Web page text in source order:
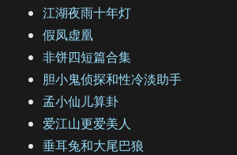
江湖夜雨十年灯
假凤虚凰
非饼四短篇合集
胆小鬼侦探和性冷淡助手
孟小仙儿算卦
爱江山更爱美人
垂耳兔和大尾巴狼